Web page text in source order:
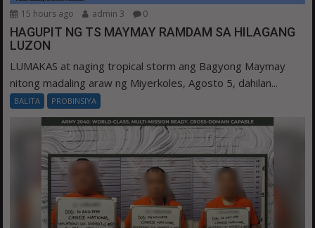
15 hours ago admin 3 0
HAGUPIT NG TS MAYMAY RAMDAM SA HILAGANG
LUZON
LUMAKAS at naging tropical storm ang Bagyong Maymay
nitong madaling araw ng Miyerkoles, Agosto 5, dahilan...
BALITA PROBINSIYA